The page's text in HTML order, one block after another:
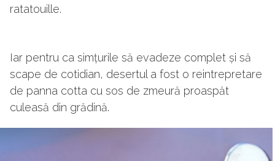
ratatouille.
Iar pentru ca simțurile să evadeze complet și să
scape de cotidian, desertul a fost o reintrepretare
de panna cotta cu sos de zmeură proaspăt
culeasă din grădină.